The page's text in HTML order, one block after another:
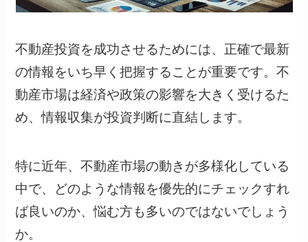
不動産投資を成功させるためには、正確で最新
の情報をいち早く把握することが重要です。不
動産市場は経済や政策の影響を大きく受けるた
め、情報収集が投資判断に直結します。
特に近年、不動産市場の動きが多様化している
中で、どのような情報を優先的にチェックすれ
ば良いのか、悩む方も多いのではないでしょう
か。